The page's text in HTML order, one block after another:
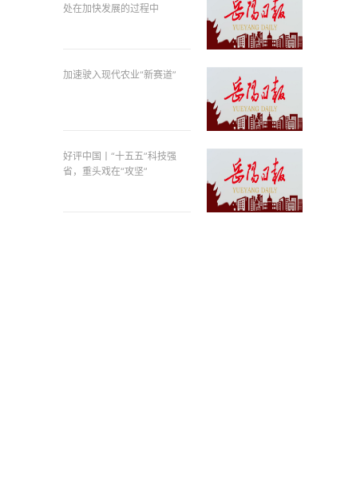
处在加快发展的过程中
加速驶入现代农业“新赛道”
好评中国丨“十五五”科技强
省，重头戏在“攻坚”